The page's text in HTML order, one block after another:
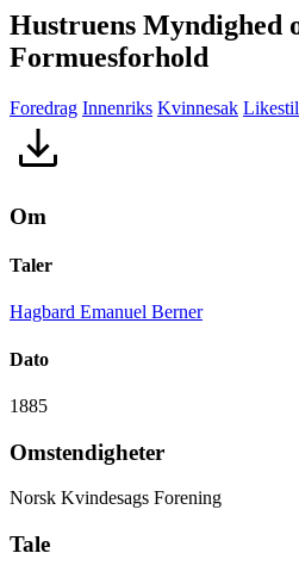
Hustruens
Formuesforhold
Foredrag Innenriks Kvinnesak
Om
Taler
Hagbard Emanuel Berner
Dato
1885
Omstendigheter
Norsk Kvindesags Forening
Tale